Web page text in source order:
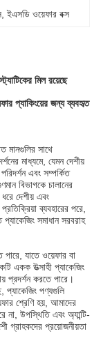
, ইএসডি ওয়েফার বক্স
মিল রয়েছে
প্যাকিংয়ের জন্য ব্যবহৃত
মানগুলির সাথে
মাধ্যমে, যেমন দেশীয়
এবং সম্পর্কিত
বিভাগকে চালানের
দেশীয় এবং
ব্যবহারের পরে,
সমাধান সরবরাহ
যাতে ওয়েফার বা
একক উত্সাহী প্যাকেজিং
প্রদর্শন করতে পারে।
প্যাকেজিং পণ্যগুলি
শ্রেণি হয়, আমাদের
না, উপস্থিতি এবং অ্যান্টি-
গ্রাহকদের প্রয়োজনীয়তা